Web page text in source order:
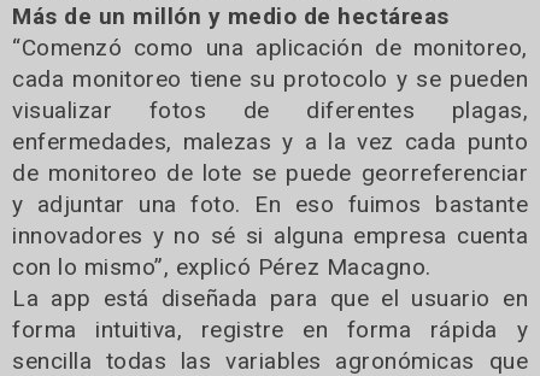
Más de un millón y medio de hectáreas
“Comenzó como una aplicación de monitoreo,
cada monitoreo tiene su protocolo y se pueden
visualizar fotos de diferentes plagas,
enfermedades, malezas y a la vez cada punto
de monitoreo de lote se puede georreferenciar
y adjuntar una foto. En eso fuimos bastante
innovadores y no sé si alguna empresa cuenta
con lo mismo”, explicó Pérez Macagno.
La app está diseñada para que el usuario en
forma intuitiva, registre en forma rápida y
sencilla todas las variables agronómicas que